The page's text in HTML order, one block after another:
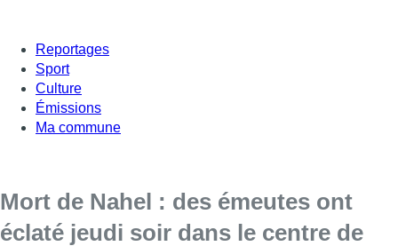
Reportages
Sport
Culture
Émissions
Ma commune
Mort de Nahel : des émeutes ont
éclaté jeudi soir dans le centre de